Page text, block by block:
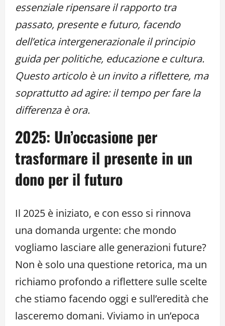
essenziale ripensare il rapporto tra
passato, presente e futuro, facendo
dell’etica intergenerazionale il principio
guida per politiche, educazione e cultura.
Questo articolo è un invito a riflettere, ma
soprattutto ad agire: il tempo per fare la
differenza è ora.
2025: Un’occasione per
trasformare il presente in un
dono per il futuro
Il 2025 è iniziato, e con esso si rinnova
una domanda urgente: che mondo
vogliamo lasciare alle generazioni future?
Non è solo una questione retorica, ma un
richiamo profondo a riflettere sulle scelte
che stiamo facendo oggi e sull’eredità che
lasceremo domani. Viviamo in un’epoca